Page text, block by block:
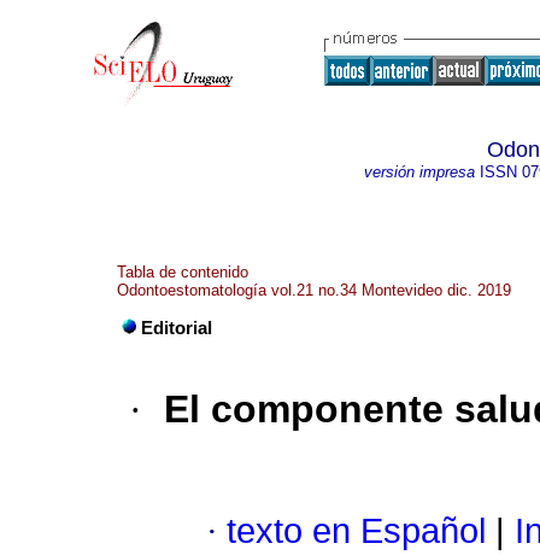
versión impresaISSN
Tabla de contenido
Odontoestomatología vol.21 no.34 Montevideo dic. 2019
Editorial
· El componente
· texto en Español